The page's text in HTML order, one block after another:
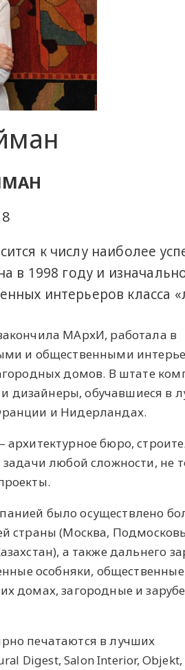
к числу наиболее
в 1998 году и
интерьеров класса
МАрхИ, работала в
и общественными
домов. В штате
дизайнеры, обучавшиеся в
и Нидерландах.
бюро,
любой сложности, не
было осуществлено
страны (Москва,
а также дальнего
особняки,
домах, загородные и
печатаются в лучших
Digest, Salon Interior, Objekt,